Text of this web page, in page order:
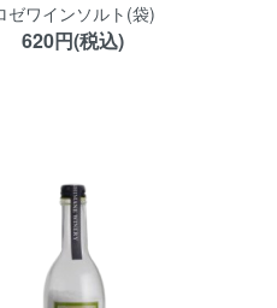
ゼワインソルト(袋)
620円(税込)